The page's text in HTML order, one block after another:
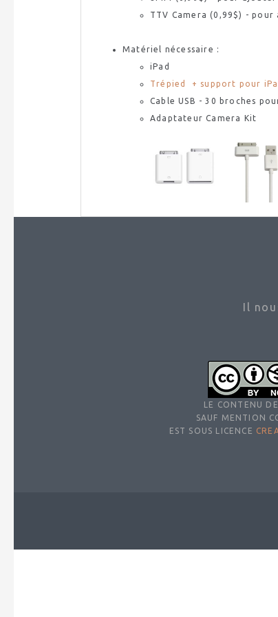
TTV Camera (0,99$) - pour
Matériel nécessaire :
iPad
Trépied + support pour
Cable USB - 30 broches
AdaptateurCamera Kit
Il
LE CONTENU
SAUF MENTION
EST SOUS LICENCE